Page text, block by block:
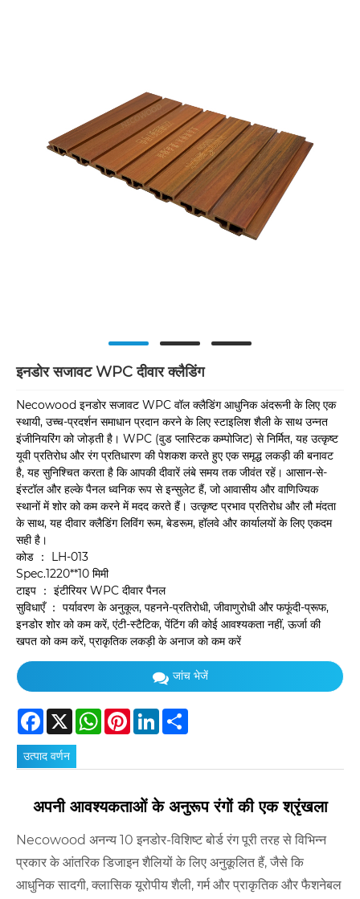
इनडोर सजावट WPC दीवार क्लैडिंग
Necowood इनडोर सजावट WPC वॉल क्लैडिंग आधुनिक अंदरूनी के लिए एक
स्थायी, उच्च-प्रदर्शन समाधान प्रदान करने के लिए स्टाइलिश शैली के साथ उन्नत
इंजीनियरिंग को जोड़ती है। WPC (वुड प्लास्टिक कम्पोजिट) ​​से निर्मित, यह उत्कृष्ट
यूवी प्रतिरोध और रंग प्रतिधारण की पेशकश करते हुए एक समृद्ध लकड़ी की बनावट
है, यह सुनिश्चित करता है कि आपकी दीवारें लंबे समय तक जीवंत रहें। आसान-से-
इंस्टॉल और हल्के पैनल ध्वनिक रूप से इन्सुलेट हैं, जो आवासीय और वाणिज्यिक
स्थानों में शोर को कम करने में मदद करते हैं। उत्कृष्ट प्रभाव प्रतिरोध और लौ मंदता
के साथ, यह दीवार क्लैडिंग लिविंग रूम, बेडरूम, हॉलवे और कार्यालयों के लिए एकदम
सही है।
कोड ： LH-013
Spec.1220**10 मिमी
टाइप ： इंटीरियर WPC दीवार पैनल
सुविधाएँ ： पर्यावरण के अनुकूल, पहनने-प्रतिरोधी, जीवाणुरोधी और फफूंदी-प्रूफ,
इनडोर शोर को कम करें, एंटी-स्टैटिक, पेंटिंग की कोई आवश्यकता नहीं, ऊर्जा की
खपत को कम करें, प्राकृतिक लकड़ी के अनाज को कम करें
जांच भेजें
Facebook
X WhatsAppPinterestLinkedIn
उत्पाद वर्णन
अपनी आवश्यकताओं के अनुरूप रंगों की एक श्रृंखला
Necowood अनन्य 10 इनडोर-विशिष्ट बोर्ड रंग पूरी तरह से विभिन्न
प्रकार के आंतरिक डिजाइन शैलियों के लिए अनुकूलित हैं, जैसे कि
आधुनिक सादगी, क्लासिक यूरोपीय शैली, गर्म और प्राकृतिक और फैशनेबल